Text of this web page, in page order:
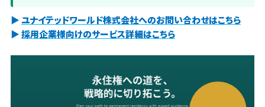
▶ ユナイテッドワールド株式会社へのお問い合わせはこちら
▶採用企業様向けのサービス詳細はこちら